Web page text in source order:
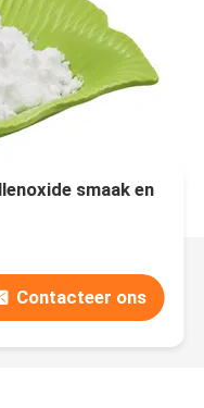
smaak en
Contacteer ons